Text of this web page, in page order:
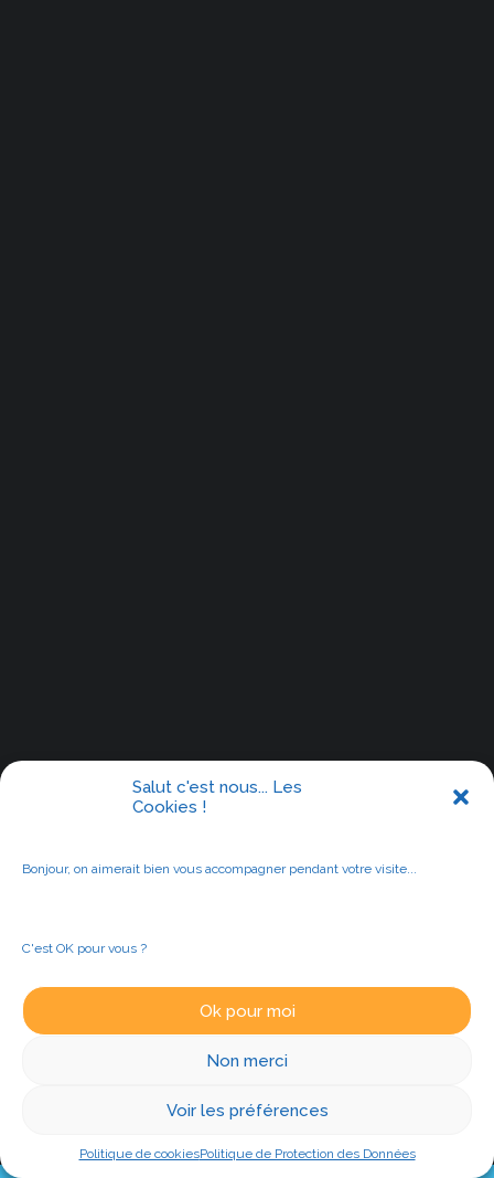
Salut c'est nous... Les
Cookies !
Bonjour, on aimerait bien vous accompagner pendant votre visite...
C'est OK pour vous ?
Ok pour moi
Non merci
Voir les préférences
Politique de cookiesPolitique de Protection des Données